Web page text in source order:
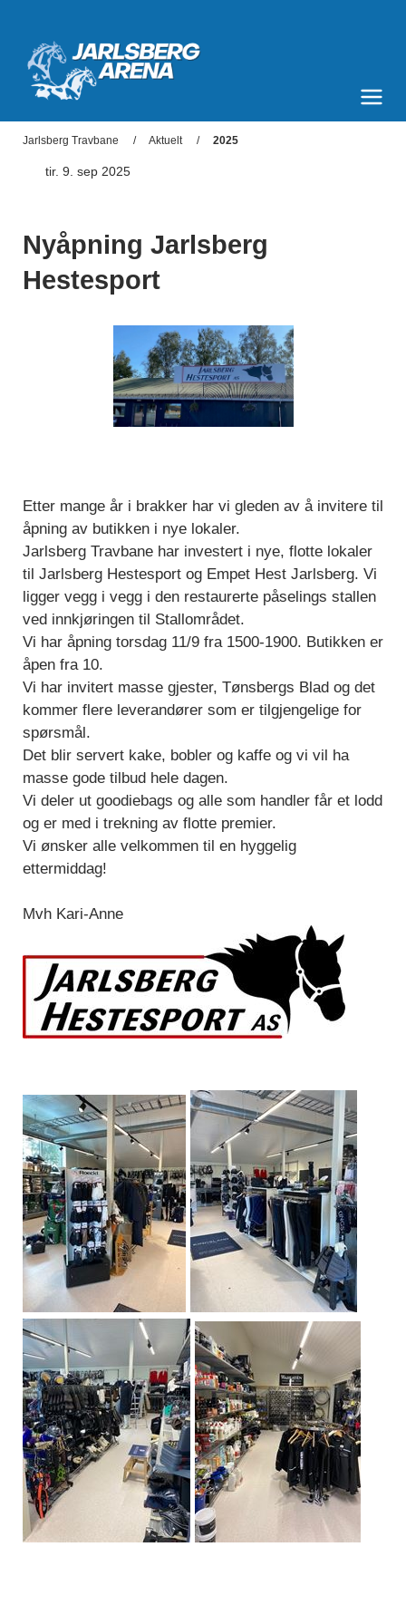
Jarlsberg Travbane Aktuelt 2025
tir. 9. sep 2025
Nyåpning Jarlsberg
Hestesport
Etter mange år i brakker har vi gleden av å invitere til
åpning av butikken i nye lokaler.
Jarlsberg Travbane har investert i nye, flotte lokaler
til Jarlsberg Hestesport og Empet Hest Jarlsberg. Vi
ligger vegg i vegg i den restaurerte påselings stallen
ved innkjøringen til Stallområdet.
Vi har åpning torsdag 11/9 fra 1500-1900. Butikken er
åpen fra 10.
Vi har invitert masse gjester, Tønsbergs Blad og det
kommer flere leverandører som er tilgjengelige for
spørsmål.
Det blir servert kake, bobler og kaffe og vi vil ha
masse gode tilbud hele dagen.
Vi deler ut goodiebags og alle som handler får et lodd
og er med i trekning av flotte premier.
Vi ønsker alle velkommen til en hyggelig
ettermiddag!
Mvh Kari-Anne